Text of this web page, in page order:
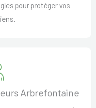
pour protéger vos
Arbrefontaine